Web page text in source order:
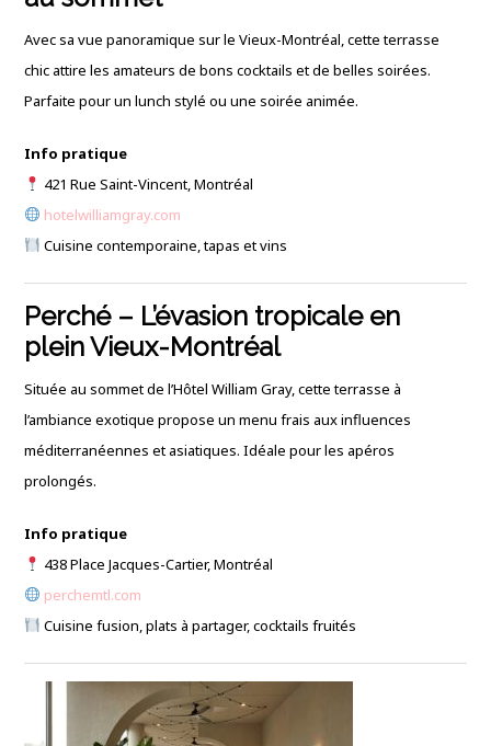
Avec sa vue panoramique sur le Vieux-Montréal, cette terrasse
chic attire les amateurs de bons cocktails et de belles soirées.
Parfaite pour un lunch stylé ou une soirée animée.
Info pratique
421 Rue Saint-Vincent, Montréal
hotelwilliamgray.com
Cuisine contemporaine, tapas et vins
Perché – L’évasion tropicale en
plein Vieux-Montréal
Située au sommet de l’Hôtel William Gray, cette terrasse à
l’ambiance exotique propose un menu frais aux influences
méditerranéennes et asiatiques. Idéale pour les apéros
prolongés.
Info pratique
438 Place Jacques-Cartier, Montréal
perchemtl.com
Cuisine fusion, plats à partager, cocktails fruités